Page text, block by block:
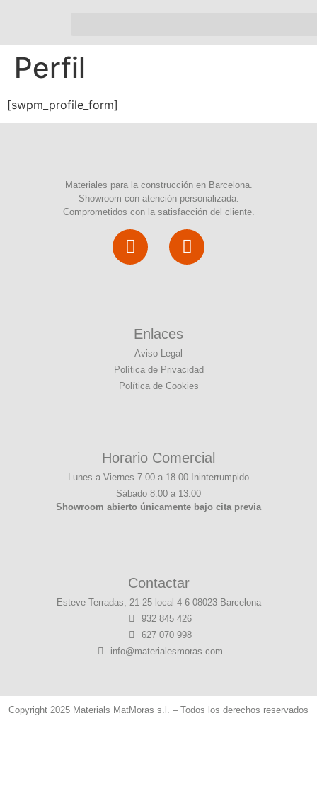
Perfil
[swpm_profile_form]
Materiales para la construcción en Barcelona.
Showroom con atención personalizada.
Comprometidos con la satisfacción del cliente.
Enlaces
Aviso Legal
Política de Privacidad
Política de Cookies
Horario Comercial
Lunes a Viernes 7.00 a 18.00 Ininterrumpido
Sábado 8:00 a 13:00
Showroom abierto únicamente bajo cita previa
Contactar
Esteve Terradas, 21-25 local 4-6 08023 Barcelona
932 845 426
627 070 998
info@materialesmoras.com
Copyright 2025 Materials MatMoras s.l. – Todos los derechos reservados